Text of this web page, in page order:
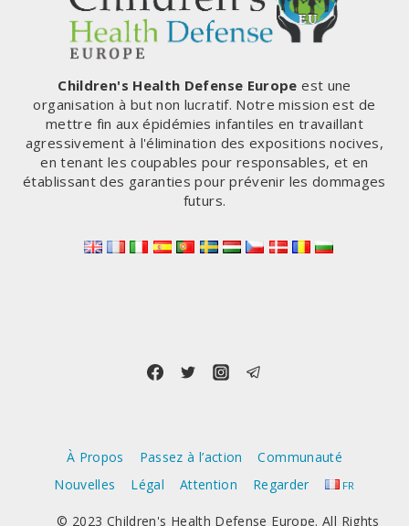
Children's Health Defense Europe est une
organisation à but non lucratif. Notre mission est de
mettre fin aux épidémies infantiles en travaillant
agressivement à l'élimination des expositions nocives,
en tenant les coupables pour responsables, et en
établissant des garanties pour prévenir les dommages
futurs.
À Propos Passez à l’action
Communauté
Nouvelles
Légal Attention Regarder FR
© 2023 Children's Health Defense Europe. All Rights